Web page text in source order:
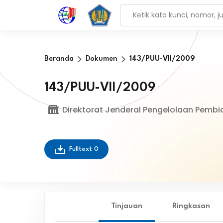
Beranda Dokumen 143/PUU-VII/2009
143/PUU-VII/2009
Direktorat Jenderal Pengelolaan
Fulltext 0
Tinjauan Ringkasan